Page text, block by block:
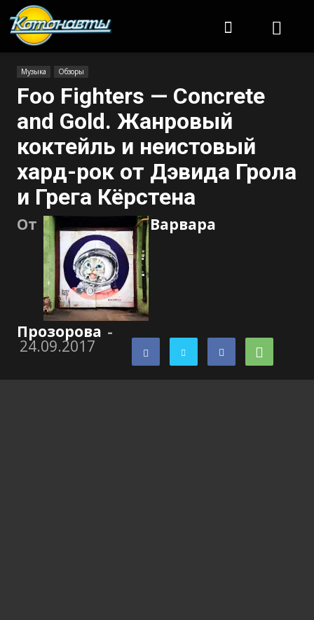
Музыка Обзоры
Foo Fighters — Concrete
and Gold. Жанровый
коктейль и неистовый
хард-рок от Дэвида Грола
и Грега Кёрстена
От Варвара
Прозорова -
24.09.2017